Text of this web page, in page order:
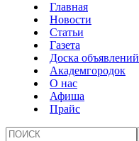
Главная
Новости
Статьи
Газета
Доска объявлений
Академгородок
О нас
Афиша
Прайс